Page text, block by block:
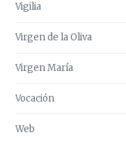
Vigilia
Virgen de la Oliva
Virgen María
Vocación
Web